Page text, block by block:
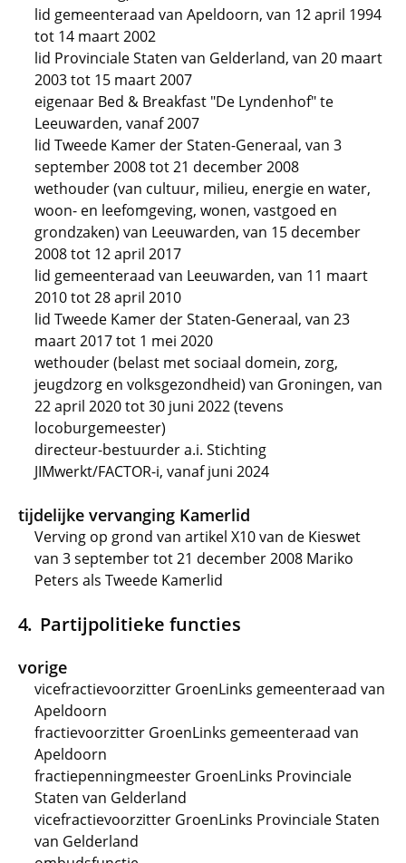
lid gemeenteraad van Apeldoorn, van 12 april 1994
tot 14 maart 2002
lid Provinciale Staten van Gelderland, van 20 maart
2003 tot 15 maart 2007
eigenaar Bed & Breakfast "De Lyndenhof" te
Leeuwarden, vanaf 2007
lid Tweede Kamer der Staten-Generaal, van 3
september 2008 tot 21 december 2008
wethouder (van cultuur, milieu, energie en water,
woon- en leefomgeving, wonen, vastgoed en
grondzaken) van Leeuwarden, van 15 december
2008 tot 12 april 2017
lid gemeenteraad van Leeuwarden, van 11 maart
2010 tot 28 april 2010
lid Tweede Kamer der Staten-Generaal, van 23
maart 2017 tot 1 mei 2020
wethouder (belast met sociaal domein, zorg,
jeugdzorg en volksgezondheid) van Groningen, van
22 april 2020 tot 30 juni 2022 (tevens
locoburgemeester)
directeur-bestuurder a.i. Stichting
JIMwerkt/FACTOR-i, vanaf juni 2024
tijdelijke vervanging Kamerlid
Verving op grond van artikel X10 van de Kieswet
van 3 september tot 21 december 2008 Mariko
Peters als Tweede Kamerlid
Partijpolitieke functies
vorige
vicefractievoorzitter GroenLinks gemeenteraad van
Apeldoorn
fractievoorzitter GroenLinks gemeenteraad van
Apeldoorn
fractiepenningmeester GroenLinks Provinciale
Staten van Gelderland
vicefractievoorzitter GroenLinks Provinciale Staten
van Gelderland